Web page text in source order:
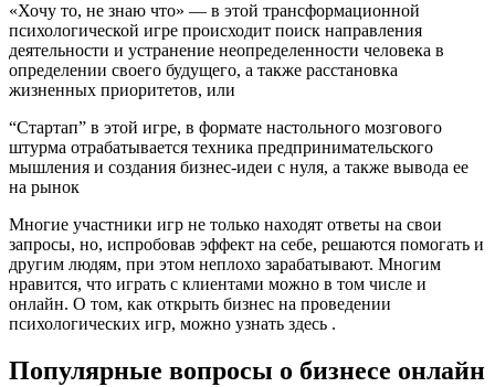
«Хочу то, не знаю что» — в этой трансформационной
психологической игре происходит поиск направления
деятельности и устранение неопределенности человека в
определении своего будущего, а также расстановка
жизненных приоритетов, или
“Стартап” в этой игре, в формате настольного мозгового
штурма отрабатывается техника предпринимательского
мышления и создания бизнес-идеи с нуля, а также вывода ее
на рынок
Многие участники игр не только находят ответы на свои
запросы, но, испробовав эффект на себе, решаются помогать и
другим людям, при этом неплохо зарабатывают. Многим
нравится, что играть с клиентами можно в том числе и
онлайн. О том, как открыть бизнес на проведении
психологических игр, можно узнать здесь .
Популярные вопросы о бизнесе онлайн